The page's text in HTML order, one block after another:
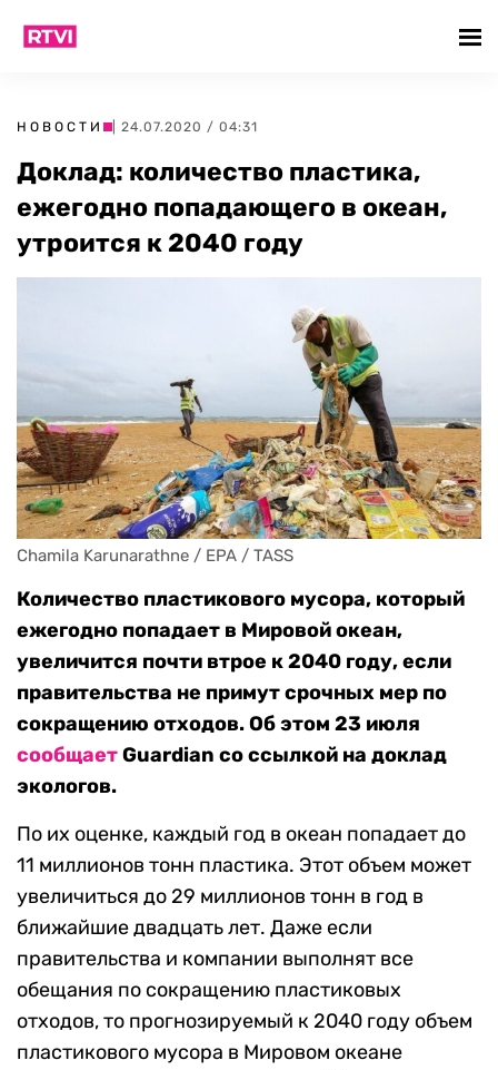
НОВОСТИ | 24.07.2020 / 04:31
Доклад: количество пластика,
ежегодно попадающего в океан,
утроится к 2040 году
Chamila Karunarathne / EPA / TASS
Количество пластикового мусора, который
ежегодно попадает в Мировой океан,
увеличится почти втрое к 2040 году, если
правительства не примут срочных мер по
сокращению отходов. Об этом 23 июля
сообщаетGuardian со ссылкой на доклад
экологов.
По их оценке, каждый год в океан попадает до
11 миллионов тонн пластика. Этот объем может
увеличиться до 29 миллионов тонн в год в
ближайшие двадцать лет. Даже если
правительства и компании выполнят все
обещания по сокращению пластиковых
отходов, то прогнозируемый к 2040 году объем
пластикового мусора в Мировом океане